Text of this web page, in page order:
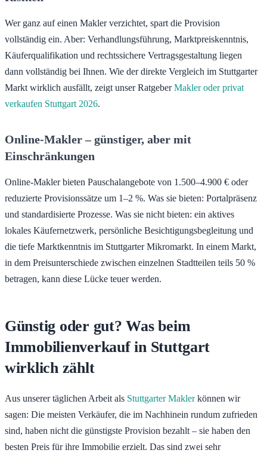
Wer ganz auf einen Makler verzichtet, spart die Provision
vollständig ein. Aber: Verhandlungsführung, Marktpreiskenntnis,
Käuferqualifikation und rechtssichere Vertragsgestaltung liegen
dann vollständig bei Ihnen. Wie der direkte Vergleich im Stuttgarter
Markt wirklich ausfällt, zeigt unser RatgeberMakler oder privat
verkaufen Stuttgart 2026.
Online-Makler – günstiger, aber mit
Einschränkungen
Online-Makler bieten Pauschalangebote von 1.500–4.900 € oder
reduzierte Provisionssätze um 1–2 %. Was sie bieten: Portalpräsenz
und standardisierte Prozesse. Was sie nicht bieten: ein aktives
lokales Käufernetzwerk, persönliche Besichtigungsbegleitung und
die tiefe Marktkenntnis im Stuttgarter Mikromarkt. In einem Markt,
in dem Preisunterschiede zwischen einzelnen Stadtteilen teils 50 %
betragen, kann diese Lücke teuer werden.
Günstig oder gut? Was beim
Immobilienverkauf in Stuttgart
wirklich zählt
Aus unserer täglichen Arbeit als Stuttgarter Maklerkönnen wir
sagen: Die meisten Verkäufer, die im Nachhinein rundum zufrieden
sind, haben nicht die günstigste Provision bezahlt – sie haben den
besten Preis für ihre Immobilie erzielt. Das sind zwei sehr